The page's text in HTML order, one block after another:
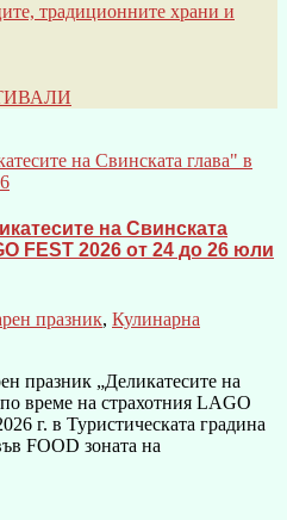
традиционните храни и
на Свинската
FEST 2026 от 24 до 26 юли
празник, Кулинарна
празник „Деликатесите на
време на страхотния LAGO
г. в Туристическата градина
FOOD зоната на